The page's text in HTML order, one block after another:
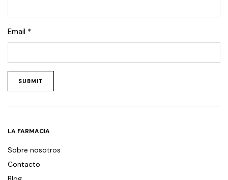
Email *
LA FARMACIA
Sobre nosotros
Contacto